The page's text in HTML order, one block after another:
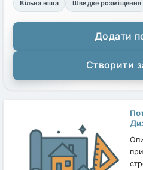
Вільна ніша Швидке розміщення
Додати
Створити